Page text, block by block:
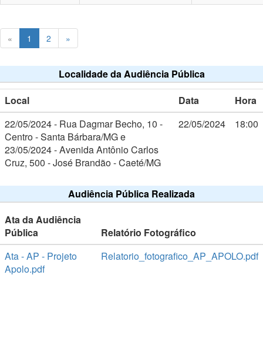
« 1 2 »
Localidade da Audiência Pública
Local
Data
Hora
22/05/2024 - Rua Dagmar Becho, 10 -
Centro - Santa Bárbara/MG e
23/05/2024 - Avenida Antônio Carlos
Cruz, 500 - José Brandão - Caeté/MG
22/05/2024 18:00
Audiência Pública Realizada
Ata da Audiência
Pública
Relatório Fotográfico
Ata - AP - Projeto
Apolo.pdf
Relatorio_fotografico_AP_APOLO.pdf